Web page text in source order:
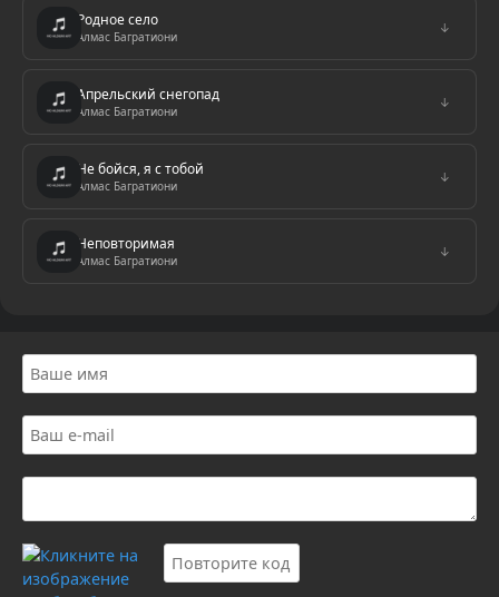
Родное село
Алмас Багратиони
↓
Апрельский снегопад
Алмас Багратиони
↓
Не бойся, я с тобой
Алмас Багратиони
↓
Неповторимая
Алмас Багратиони
↓